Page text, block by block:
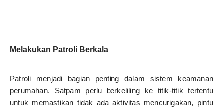
Melakukan Patroli Berkala
Patroli menjadi bagian penting dalam sistem keamanan
perumahan. Satpam perlu berkeliling ke titik-titik tertentu
untuk memastikan tidak ada aktivitas mencurigakan, pintu